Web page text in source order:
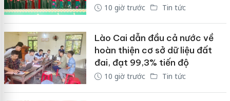
10 giờ trước Tin tức
Lào Cai dẫn đầu cả nước về
hoàn thiện cơ sở dữ liệu đất
đai, đạt 99,3% tiến độ
10 giờ trước Tin tức